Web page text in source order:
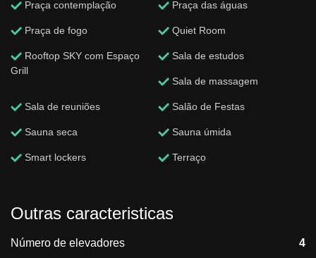
Praça contemplação Praça das águas
Praça de fogo Quiet Room
Rooftop SKY com Espaço
Grill
Sala de estudos
Sala de massagem
Sala de reuniões Salão de Festas
Sauna seca Sauna úmida
Smart lockers Terraço
Outras caracteristicas
Número de elevadores 4